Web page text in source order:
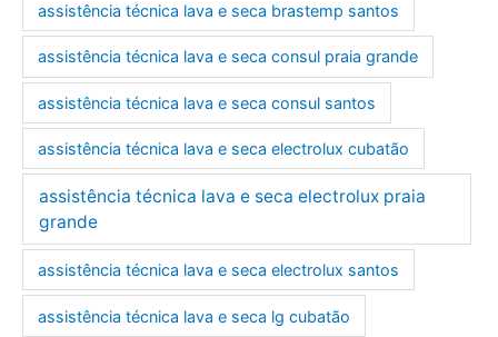
assistência técnica lava e seca brastemp santos
assistência técnica lava e seca consul praia grande
assistência técnica lava e seca consul santos
assistência técnica lava e seca electrolux cubatão
assistência técnica lava e seca electrolux praia
grande
assistência técnica lava e seca electrolux santos
assistência técnica lava e seca lg cubatão